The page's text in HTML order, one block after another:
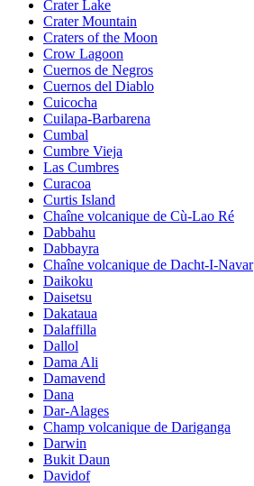
Crater Lake
Crater Mountain
Craters of the Moon
Crow Lagoon
Cuernos de Negros
Cuernos del Diablo
Cuicocha
Cuilapa-Barbarena
Cumbal
Cumbre Vieja
Las Cumbres
Curacoa
Curtis Island
Chaîne volcanique de Cù-Lao Ré
Dabbahu
Dabbayra
Chaîne volcanique de Dacht-I-Navar
Daikoku
Daisetsu
Dakataua
Dalaffilla
Dallol
Dama Ali
Damavend
Dana
Dar-Alages
Champ volcanique de Dariganga
Darwin
Bukit Daun
Davidof